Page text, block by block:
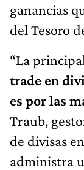
ganancias
del Tesoro
“La
trade en
es por las
Traub,
de divisas
administra